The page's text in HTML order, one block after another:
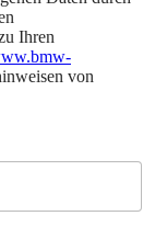
Ihren
von